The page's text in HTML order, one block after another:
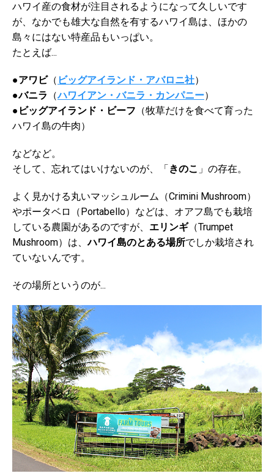
ハワイ産の食材が注目されるようになって久しいです
が、なかでも雄大な自然を有するハワイ島は、ほかの
島々にはない特産品もいっぱい。
たとえば...
●アワビ（ ビッグアイランド・アバロニ社）
●バニラ
（ハワイアン・バニラ・カンパニー）
●ビッグアイランド・ビーフ （牧草だけを食べて育った
ハワイ島の牛肉）
などなど。
そして、忘れてはいけないのが、「きのこ 」の存在。
よく見かける丸いマッシュルーム（Crimini Mushroom）
やポータベロ（Portabello）などは、オアフ島でも栽培
している農園があるのですが、 エリンギ（Trumpet
Mushroom）は、ハワイ島のとある場所でしか栽培され
ていないんです。
その場所というのが...